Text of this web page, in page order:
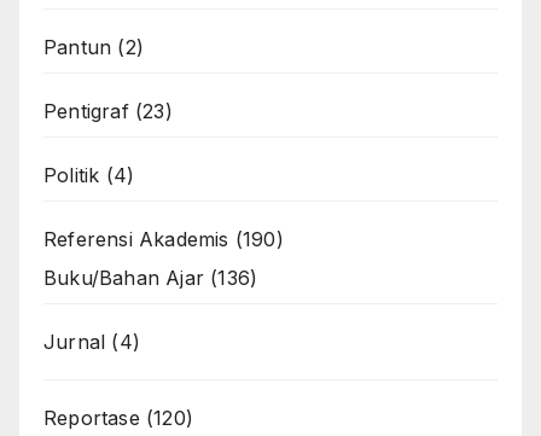
Pantun (2)
Pentigraf(23)
Politik (4)
Referensi Akademis (190)
Buku/Bahan Ajar (136)
Jurnal (4)
Reportase (120)